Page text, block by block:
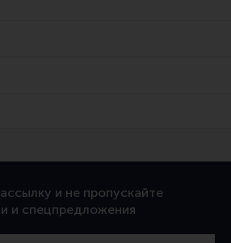
и не пропускайте
и спецпредложения